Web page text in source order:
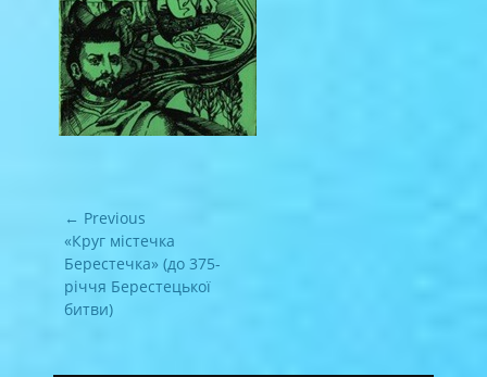
Навігація
записів
← Previous
Previous
post:
«Круг містечка
Берестечка» (до 375-
річчя Берестецької
битви)